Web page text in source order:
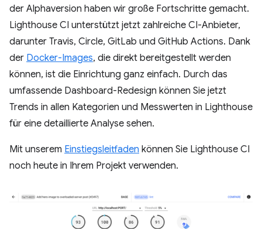
der Alphaversion haben wir große Fortschritte gemacht.
Lighthouse CI unterstützt jetzt zahlreiche CI-Anbieter,
darunter Travis, Circle, GitLab und GitHub Actions. Dank
der Docker-Images, die direkt bereitgestellt werden
können, ist die Einrichtung ganz einfach. Durch das
umfassende Dashboard-Redesign können Sie jetzt
Trends in allen Kategorien und Messwerten in Lighthouse
für eine detaillierte Analyse sehen.
Mit unserem Einstiegsleitfaden können Sie Lighthouse CI
noch heute in Ihrem Projekt verwenden.